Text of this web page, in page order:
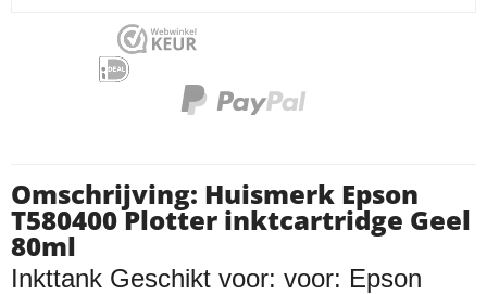
Omschrijving: Huismerk Epson
T580400 Plotter inktcartridge Geel
80ml
Inkttank Geschikt voor: voor: Epson